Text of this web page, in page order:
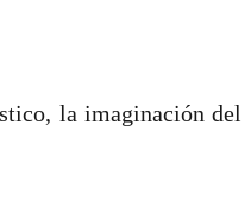
la imaginación del